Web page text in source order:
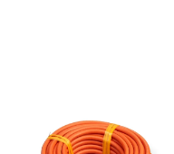
hoofdinhoud